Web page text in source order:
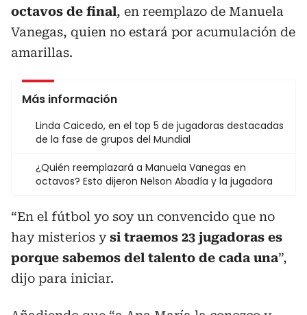
octavos de final, en reemplazo de Manuela
Vanegas, quien no estará por acumulación de
amarillas.
Más información
Linda Caicedo, en el top 5 de jugadoras destacadas
de la fase de grupos del Mundial
¿Quién reemplazará a Manuela Vanegas en
octavos? Esto dijeron Nelson Abadía y la jugadora
“En el fútbol yo soy un convencido que no
hay misterios ysi traemos 23 jugadoras es
porque sabemos del talento de cada una”,
dijo para iniciar.